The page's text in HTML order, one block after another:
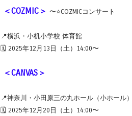
＜COZMIC＞ 〜⭐️COZMICコンサート
📍横浜・小机小学校 体育館
🗓 2025年12月13日（土）14:00〜
＜CANVAS＞
📍神奈川・小田原三の丸ホール（小ホール）
🗓 2025年12月20日（土）14:00〜